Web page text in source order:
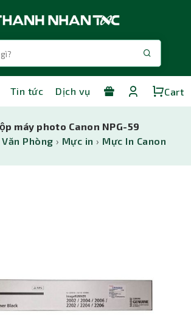
Tin tức Dịch vụ Cart
máy photo Canon NPG-59
Phòng › Mực in › Mực In Canon